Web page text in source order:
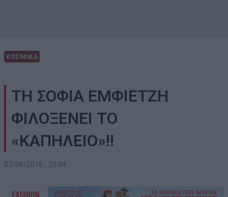
ΚΟΣΜΙΚΑ
ΤΗ ΣΟΦΙΑ ΕΜΦΙΕΤΖΗ
ΦΙΛΟΞΕΝΕΙ ΤΟ
«ΚΑΠΗΛΕΙΟ»!!
07/06/2016 , 20:04